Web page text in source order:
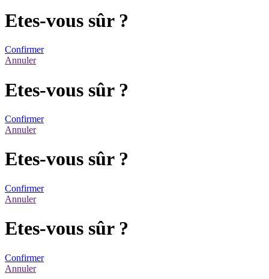
Etes-vous sûr ?
Confirmer
Annuler
Etes-vous sûr ?
Confirmer
Annuler
Etes-vous sûr ?
Confirmer
Annuler
Etes-vous sûr ?
Confirmer
Annuler